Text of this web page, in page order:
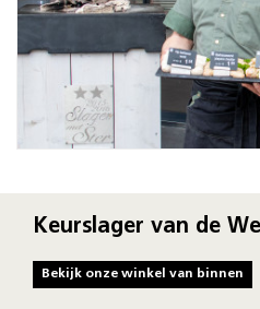
Keurslager van de
Bekijk onze winkel van binnen